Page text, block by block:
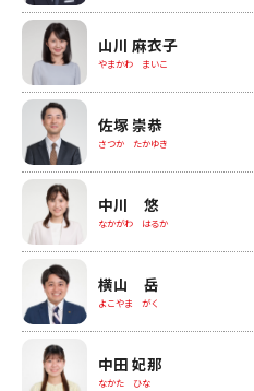
山川 麻衣子
やまかわ まいこ
佐塚 崇恭
さつか たかゆき
中川 悠
なかがわ はるか
横山 岳
よこやま がく
中田 妃那
なかた ひな